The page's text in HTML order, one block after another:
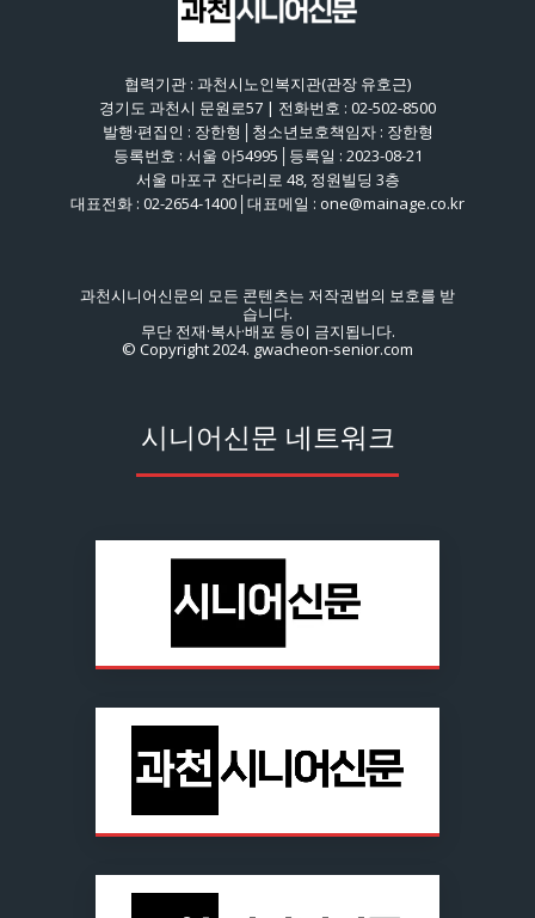
협력기관 : 과천시노인복지관(관장 유호근)
경기도 과천시 문원로57 | 전화번호 : 02-502-8500
발행·편집인 : 장한형│청소년보호책임자 : 장한형
등록번호 : 서울 아54995│등록일 : 2023-08-21
서울 마포구 잔다리로 48, 정원빌딩 3층
대표전화 : 02-2654-1400│대표메일 : one@mainage.co.kr
과천시니어신문의 모든 콘텐츠는 저작권법의 보호를 받
습니다.
무단 전재·복사·배포 등이 금지됩니다.
© Copyright 2024. gwacheon-senior.com
시니어신문 네트워크